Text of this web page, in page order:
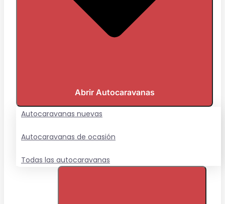
Abrir Autocaravanas
Autocaravanas nuevas
Autocaravanas de ocasión
Todas las autocaravanas